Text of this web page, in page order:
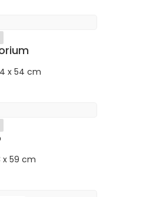
x 54 cm
x 59 cm